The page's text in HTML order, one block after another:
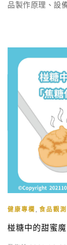
品製作原理、設
這些思考方式將
食品解決方案。
健康專欄 , 食品觀測
椪糖中的甜蜜